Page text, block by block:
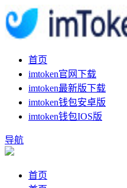
首页
imtoken官网下载
imtoken最新版下载
imtoken钱包安卓版
imtoken钱包IOS版
导航
首页